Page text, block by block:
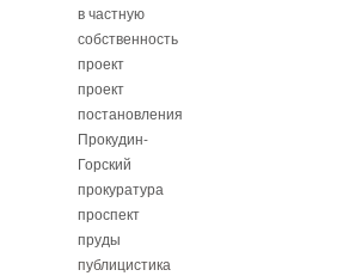
в частную
собственность
проект
проект
постановления
Прокудин-
Горский
прокуратура
проспект
пруды
публицистика